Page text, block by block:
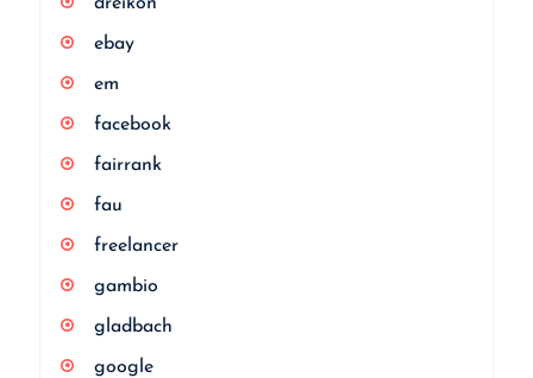
ebay
em
facebook
fairrank
fau
freelancer
gambio
gladbach
google